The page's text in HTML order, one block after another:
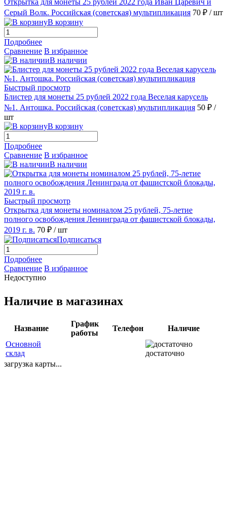
Серый Волк. Российская (советская) мультипликация 70 ₽ / шт
В корзину
Подробнее
Сравнение В избранное
В наличии
Быстрый просмотр
Блистер для монеты 25 рублей 2022 года Веселая карусель
№1. Антошка. Российская (советская) мультипликация 50 ₽ /
шт
В корзину
Подробнее
Сравнение В избранное
В наличии
Быстрый просмотр
Открытка для монеты номиналом 25 рублей, 75-летие
полного освобождения Ленинграда от фашистской блокады,
2019 г. в. 70 ₽ / шт
Подписаться
Подробнее
Сравнение В избранное
Недоступно
Наличие в магазинах
Название
График
работы
Телефон
Наличие
Основной
склад
достаточно
загрузка карты...